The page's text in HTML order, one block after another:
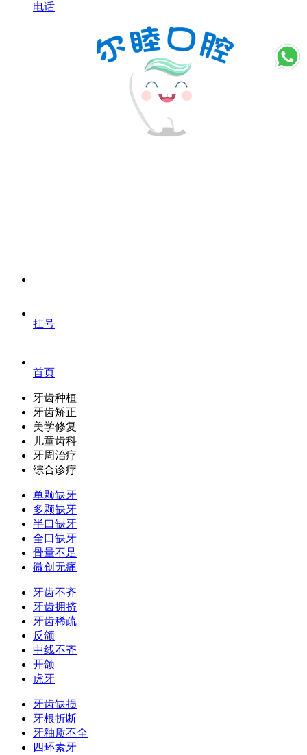
电话
挂号
首页
牙齿种植
牙齿矫正
美学修复
儿童齿科
牙周治疗
综合诊疗
单颗缺牙
多颗缺牙
半口缺牙
全口缺牙
骨量不足
微创无痛
牙齿不齐
牙齿拥挤
牙齿稀疏
反颌
中线不齐
开颌
虎牙
牙齿缺损
牙根折断
牙釉质不全
四环素牙